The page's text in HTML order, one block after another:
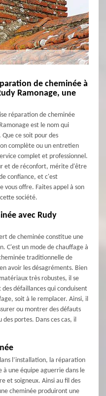
de cheminée à
Ramonage, une
réparation de cheminée
est le nom qui
ce soit pour des
complète ou un entretien
complet et professionnel.
et de réconfort, mérite d'être
confiance, et c'est
vous offre. Faites appel à son
société.
avec Rudy
de cheminée constitue une
C'est un mode de chauffage à
traditionnelle de
avoir les désagréments. Bien
très robustes, il se
défaillances qui conduisent
soit à le remplacer. Ainsi, il
ou montrer des défauts
portes. Dans ces cas, il
l’installation, la réparation
une équipe aguerrie dans le
et soigneux. Ainsi au fil des
cheminée produiront une